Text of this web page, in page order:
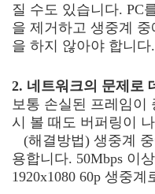
질 수도 있습니다. PC
을 제거하고 생중계
을 하지 않아야 합니다.
2. 네트워크의 문제로
보통 손실된 프레임이
시 볼 때도 버퍼링이
(해결방법) 생중계
용합니다. 50Mbps 이
1920x1080 60p 생중계